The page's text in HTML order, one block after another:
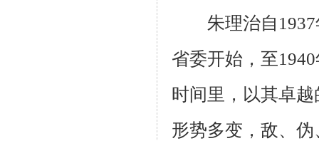
朱理治自 1937
省委开始，至1940
时间里，以其卓
形势多变，敌、